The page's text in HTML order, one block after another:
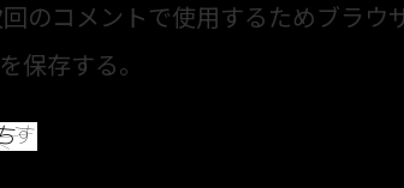
のコメントで使用するためブラウ
保存する。